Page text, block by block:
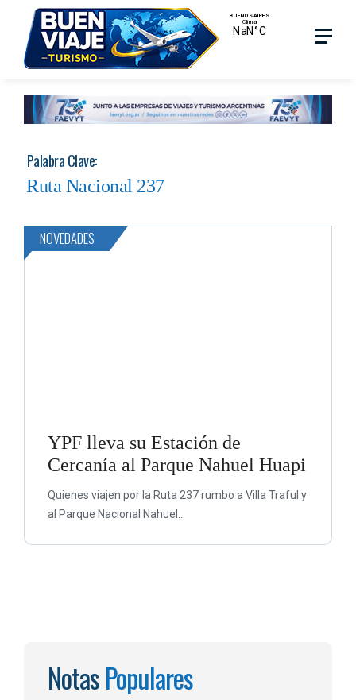
content
Menu
Palabra Clave:
Ruta Nacional 237
NOVEDADES
YPF lleva su Estación de
Cercanía al Parque Nahuel Huapi
Quienes viajen por la Ruta 237 rumbo a Villa Traful y
al Parque Nacional Nahuel...
NotasPopulares